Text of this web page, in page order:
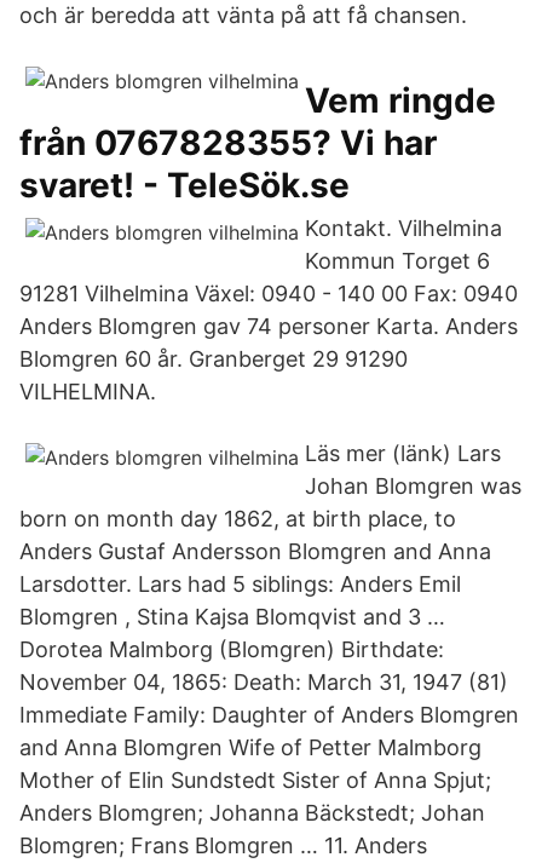
och är beredda att vänta på att få chansen.
Vem ringde
från 0767828355? Vi har
svaret! - TeleSök.se
Kontakt. Vilhelmina
Kommun Torget 6
91281 Vilhelmina Växel: 0940 - 140 00 Fax: 0940
Anders Blomgren gav 74 personer Karta. Anders
Blomgren 60 år. Granberget 29 91290
VILHELMINA.
Läs mer (länk) Lars
Johan Blomgren was
born on month day 1862, at birth place, to
Anders Gustaf Andersson Blomgren and Anna
Larsdotter. Lars had 5 siblings: Anders Emil
Blomgren , Stina Kajsa Blomqvist and 3 …
Dorotea Malmborg (Blomgren) Birthdate:
November 04, 1865: Death: March 31, 1947 (81)
Immediate Family: Daughter of Anders Blomgren
and Anna Blomgren Wife of Petter Malmborg
Mother of Elin Sundstedt Sister of Anna Spjut;
Anders Blomgren; Johanna Bäckstedt; Johan
Blomgren; Frans Blomgren … 11. Anders